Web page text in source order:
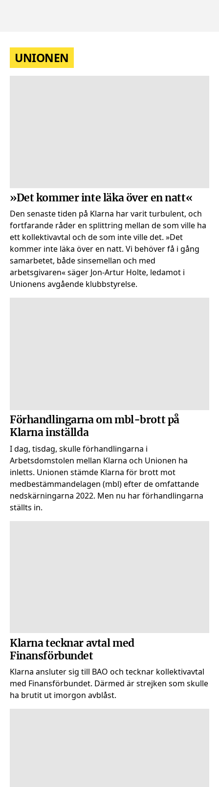
UNIONEN
»Det kommer inte läka över en natt«
Den senaste tiden på Klarna har varit turbulent, och
fortfarande råder en splittring mellan de som ville ha
ett kollektivavtal och de som inte ville det. »Det
kommer inte läka över en natt. Vi behöver få i gång
samarbetet, både sinsemellan och med
arbetsgivaren« säger Jon-Artur Holte, ledamot i
Unionens avgående klubbstyrelse.
Förhandlingarna om mbl-brott på
Klarna inställda
I dag, tisdag, skulle förhandlingarna i
Arbetsdomstolen mellan Klarna och Unionen ha
inletts. Unionen stämde Klarna för brott mot
medbestämmandelagen (mbl) efter de omfattande
nedskärningarna 2022. Men nu har förhandlingarna
ställts in.
Klarna tecknar avtal med
Finansförbundet
Klarna ansluter sig till BAO och tecknar kollektivavtal
med Finansförbundet. Därmed är strejken som skulle
ha brutit ut imorgon avblåst.